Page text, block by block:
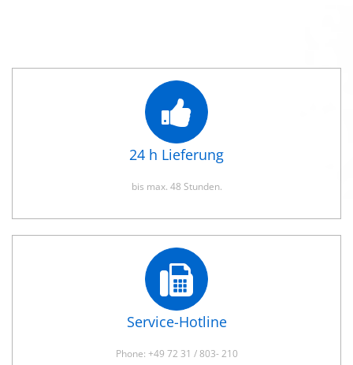
24 h Lieferung
bis max. 48 Stunden.
Service-Hotline
Phone: +49 72 31 / 803- 210